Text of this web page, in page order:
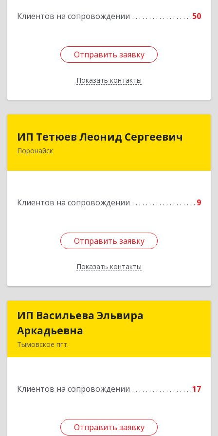
Клиентов на сопровождении 50
Отправить заявку
Показать контакты
Отправить заявку
Назад
ИП Тетюев Леонид Сергеевич
Поронайск
Клиентов на сопровождении 9
Отправить заявку
Показать контакты
694242, Сахалинская обл, Поронайск г, Фрунзе
Отправить заявку
Назад
ИП Васильева Эльвира
Аркадьевна
Тымовское пгт.
Клиентов на сопровождении 17
Отправить заявку
ИП Васильева Эльвира
Отправить заявку